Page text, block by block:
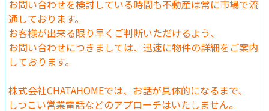
お問い合わせを検討している時間も不動産は常に市場で流
通しております。
お客様が出来る限り早くご判断いただけるよう、
お問い合わせにつきましては、迅速に物件の詳細をご案内
しております。
株式会社CHATAHOMEでは、お話が具体的になるまで、
しつこい営業電話などのアプローチはいたしません。